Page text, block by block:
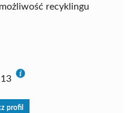
recyklingu
13
profil